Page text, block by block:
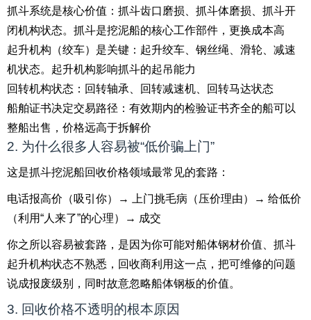
抓斗系统是核心价值：抓斗齿口磨损、抓斗体磨损、抓斗开
闭机构状态。抓斗是挖泥船的核心工作部件，更换成本高
起升机构（绞车）是关键：起升绞车、钢丝绳、滑轮、减速
机状态。起升机构影响抓斗的起吊能力
回转机构状态：回转轴承、回转减速机、回转马达状态
船舶证书决定交易路径：有效期内的检验证书齐全的船可以
整船出售，价格远高于拆解价
2. 为什么很多人容易被“低价骗上门”
这是抓斗挖泥船回收价格领域最常见的套路：
电话报高价（吸引你）→ 上门挑毛病（压价理由）→ 给低价
（利用“人来了”的心理）→ 成交
你之所以容易被套路，是因为你可能对船体钢材价值、抓斗
起升机构状态不熟悉，回收商利用这一点，把可维修的问题
说成报废级别，同时故意忽略船体钢板的价值。
3. 回收价格不透明的根本原因